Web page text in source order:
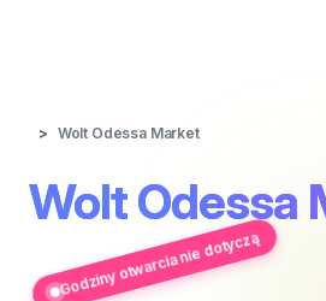
Wolt Odessa Market
Wolt Odessa
Godziny otwarcia nie dotyczą